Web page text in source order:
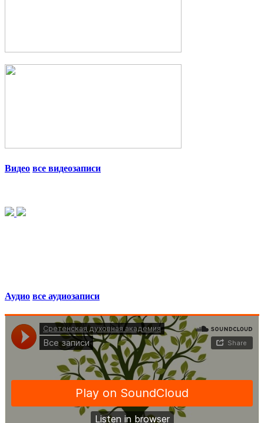
Видео все видеозаписи
Аудио все аудиозаписи